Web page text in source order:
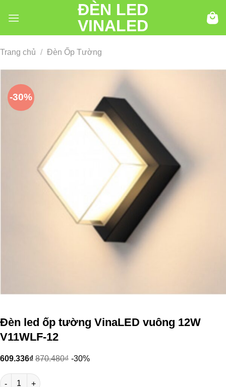
đến
ĐÈN LED
VINALED
Trang chủ / Đèn Ốp Tường
-30%
Đèn led ốp tường VinaLED vuông 12W
V11WLF-12
609.336₫ 870.480₫ -30%
Đèn led ốp tường VinaLED vuông 12W V11WLF-12 số lượng